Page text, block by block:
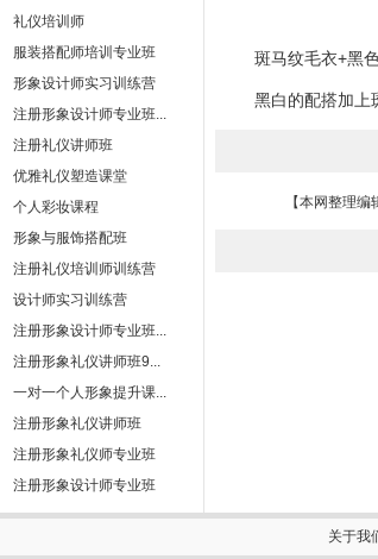
礼仪培训师
服装搭配师培训专业班
形象设计师实习训练营
注册形象设计师专业班...
注册礼仪讲师班
优雅礼仪塑造课堂
个人彩妆课程
形象与服饰搭配班
注册礼仪培训师训练营
设计师实习训练营
注册形象设计师专业班...
注册形象礼仪讲师班9...
一对一个人形象提升课...
注册形象礼仪讲师班
注册形象礼仪师专业班
注册形象设计师专业班
斑马纹毛衣+黑色
黑白的配搭加上斑
【本网整理编
关于我